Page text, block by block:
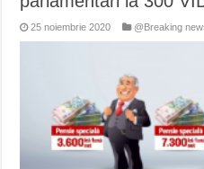
25 noiembrie 2020 @Breaking